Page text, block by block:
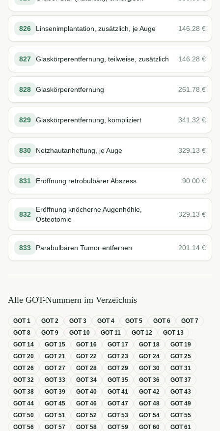
826 Linsenimplantation, zusätzlich, je Auge 146.28 €
827 Glaskörperentfernung, teilweise, zusätzlich 146.28 €
828 Glaskörperentfernung 261.78 €
829 Glaskörperentfernung, kompliziert 341.32 €
830 Netzhautanheftung, je Auge 329.13 €
831 Eröffnung retrobulbärer Abszess 90.00 €
832
Eröffnung knöcherne Augenhöhle,
Osteotomie
329.13 €
833 Parabulbären Tumor entfernen 201.14 €
Alle GOT-Nummern im Verzeichnis
GOT1 GOT2 GOT3 GOT4 GOT5 GOT6 GOT7
GOT8 GOT9 GOT10 GOT11 GOT12 GOT13
GOT14 GOT15 GOT16 GOT17 GOT18 GOT19
GOT20 GOT21 GOT22 GOT23 GOT24 GOT25
GOT26 GOT27 GOT28 GOT29 GOT30 GOT31
GOT32 GOT33 GOT34 GOT35 GOT36 GOT37
GOT38 GOT39 GOT40 GOT41 GOT42 GOT43
GOT44 GOT45 GOT46 GOT47 GOT48 GOT49
GOT50 GOT51 GOT52 GOT53 GOT54 GOT55
GOT56 GOT57 GOT58 GOT59 GOT60 GOT61